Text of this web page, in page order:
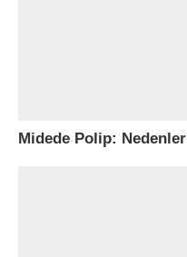
Midede Polip: